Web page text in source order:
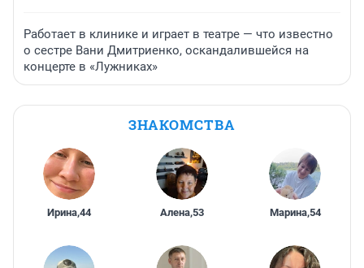
Работает в клинике и играет в театре — что известно
о сестре Вани Дмитриенко, оскандалившейся на
концерте в «Лужниках»
ЗНАКОМСТВА
Ирина,44 Алена,53 Марина,54